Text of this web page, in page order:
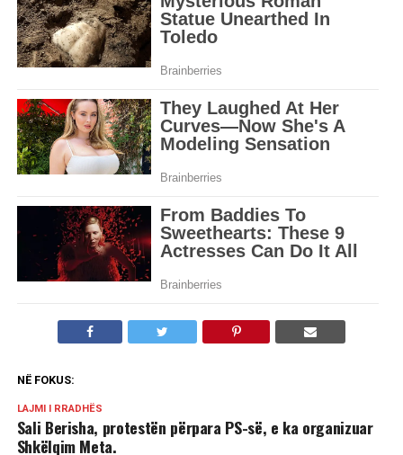
NË FOKUS:
LAJMI I RRADHËS
Sali Berisha, protestën përpara PS-së, e ka organizuar
Shkëlqim Meta.